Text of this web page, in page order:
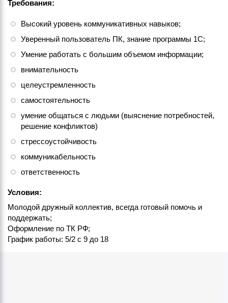
Требования:
Высокий уровень коммуникативных навыков;
Уверенный пользователь ПК, знание программы 1С;
Умение работать с большим объемом информации;
внимательность
целеустремленность
самостоятельность
умение общаться с людьми (выяснение потребностей,
решение конфликтов)
стрессоустойчивость
коммуникабельность
ответственность
Условия:
Молодой дружный коллектив, всегда готовый помочь и
поддержать;
Оформление по ТК РФ;
График работы: 5/2 с 9 до 18